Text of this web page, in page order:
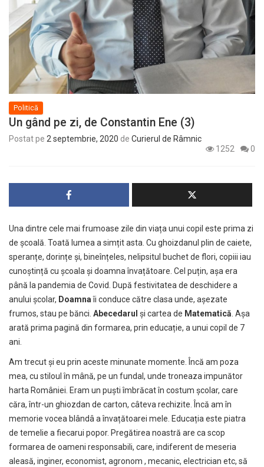
Politică
Un gând pe zi, de Constantin Ene (3)
Postat pe 2 septembrie, 2020 de Curierul de Râmnic
1252
0
Una dintre cele mai frumoase zile din viața unui copil este prima zi
de școală. Toată lumea a simțit asta. Cu ghoizdanul plin de caiete,
speranțe, dorințe și, bineînțeles, nelipsitul buchet de flori, copiii iau
cunoștință cu școala și doamna învațătoare. Cel puțin, așa era
până la pandemia de Covid. După festivitatea de deschidere a
anului școlar, Doamnaîi conduce către clasa unde, așezate
frumos, stau pe bănci. Abecedarul și cartea de Matematică . Așa
arată prima pagină din formarea, prin educație, a unui copil de 7
ani.
Am trecut și eu prin aceste minunate momente. Încă am poza
mea, cu stiloul în mână, pe un fundal, unde troneaza impunător
harta României. Eram un puști îmbrăcat în costum școlar, care
căra, într-un ghiozdan de carton, câteva rechizite. Încă am în
memorie vocea blândâ a învațătoarei mele. Educația este piatra
de temelie a fiecarui popor. Pregătirea noastră are ca scop
formarea de oameni responsabili, care, indiferent de meseria
aleasă, inginer, economist, agronom , mecanic, electrician etc, să